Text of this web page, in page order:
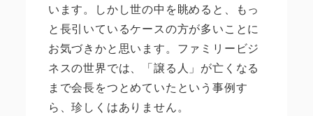
います。しかし世の中を眺めると、もっ
と長引いているケースの方が多いことに
お気づきかと思います。ファミリービジ
ネスの世界では、「譲る人」が亡くなる
まで会長をつとめていたという事例す
ら、珍しくはありません。